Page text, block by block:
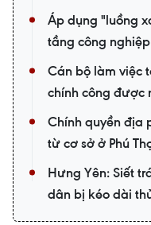
Áp dụng "luồng
tầng công
Cán bộ làm việc
chính công được
Chính quyền địa
từ cơ sở ở Phú
Hưng Yên: Siết
dân bị kéo dài